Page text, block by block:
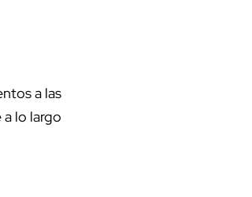
a las
lo largo